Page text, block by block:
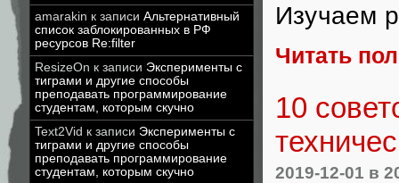
amarakin к записи Альтернативный
список заблокированных в РФ
ресурсов Re:filter
ResizeOn к записи Эксперименты с
тиграми и другие способы
преподавать программирование
студентам, которым скучно
Text2Vid к записи Эксперименты с
тиграми и другие способы
преподавать программирование
студентам, которым скучно
Изучаем
Читать
10
2019-12-01 в